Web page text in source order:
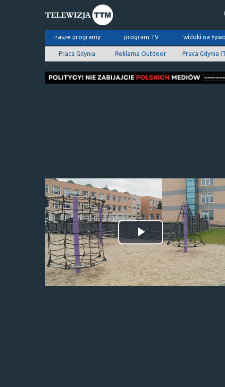
nasze programy program TV widoki na
Praca Gdynia Reklama Outdoor Praca Gdynia
Odtwórz
wideo